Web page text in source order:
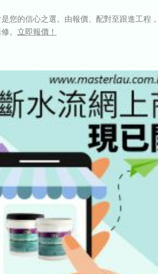
您的信心之選。由報價、配對至跟進工程
。 立即報價！